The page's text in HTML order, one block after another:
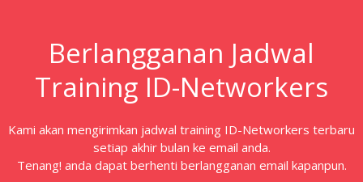
Berlangganan Jadwal
Training ID-Networkers
Kami akan mengirimkan jadwal training ID-Networkers terbaru
setiap akhir bulan ke email anda.
Tenang! anda dapat berhenti berlangganan email kapanpun.